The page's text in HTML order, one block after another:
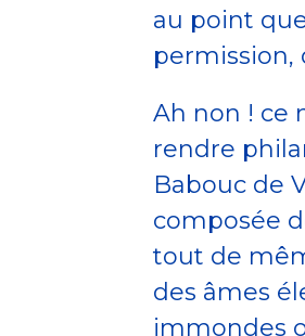
au point
permission,
Ah non ! ce
rendre
Babouc de
composée
tout de
des âmes
immondes